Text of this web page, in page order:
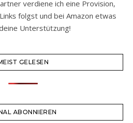
verdiene ich eine Provision,
folgst und bei Amazon etwas
Unterstützung!
GELESEN
ABONNIEREN